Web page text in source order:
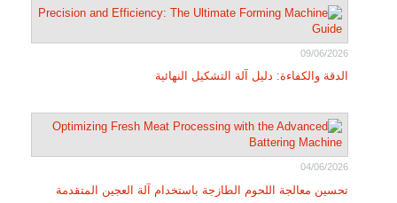
09/06/2026
الدقة والكفاءة: دليل آلة التشكيل النهائية
04/06/2026
تحسين معالجة اللحوم الطازجة باستخدام آلة العجين المتقدمة